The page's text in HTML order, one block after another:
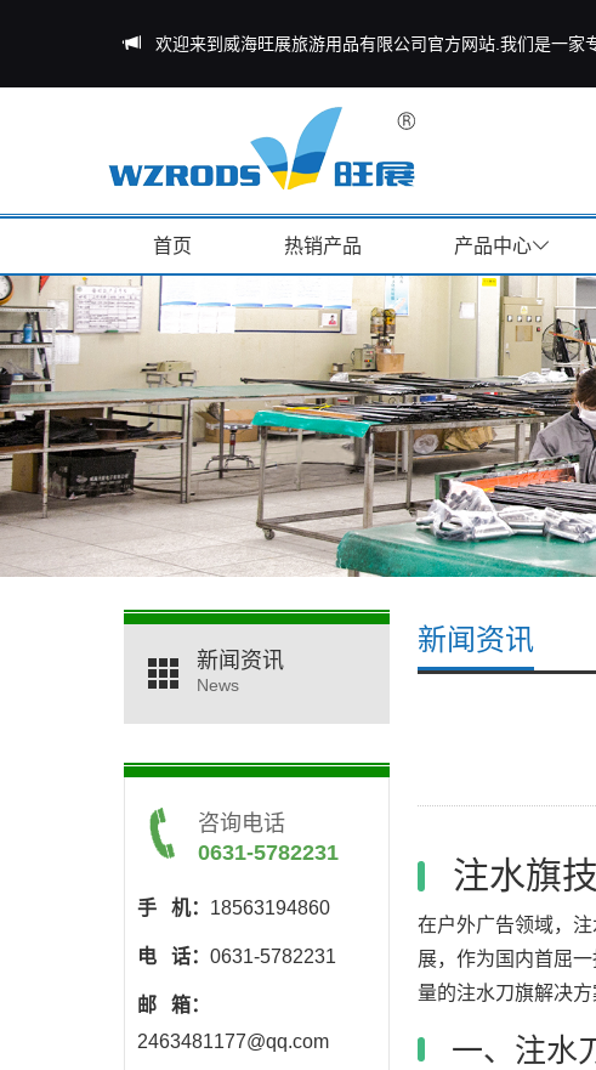
欢迎来到威海旺展旅游用品有限公司官方网站.我们是一家
首页 热销产品 产品中心
新闻资讯
注水旗
在户外广告领域，注
展，作为国内首屈
量的注水刀旗解决方
一、注水
新闻资讯
News
咨询电话
0631-5782231
手 机： 18563194860
电 话： 0631-5782231
邮 箱：
2463481177@qq.com